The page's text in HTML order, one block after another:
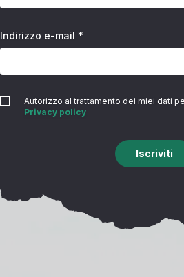
Indirizzo e-mail *
Autorizzo al trattamento dei miei dati
Privacy policy
Iscriviti